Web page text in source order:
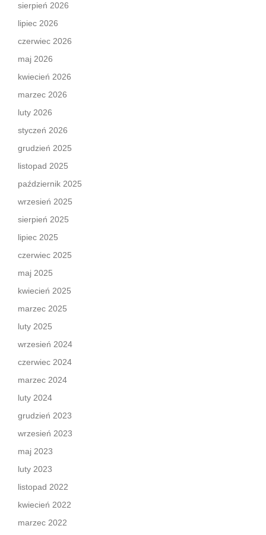
sierpień 2026
lipiec 2026
czerwiec 2026
maj 2026
kwiecień 2026
marzec 2026
luty 2026
styczeń 2026
grudzień 2025
listopad 2025
październik 2025
wrzesień 2025
sierpień 2025
lipiec 2025
czerwiec 2025
maj 2025
kwiecień 2025
marzec 2025
luty 2025
wrzesień 2024
czerwiec 2024
marzec 2024
luty 2024
grudzień 2023
wrzesień 2023
maj 2023
luty 2023
listopad 2022
kwiecień 2022
marzec 2022